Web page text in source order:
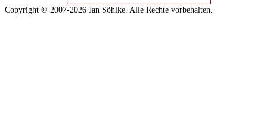
Copyright © 2007-2026 Jan Söhlke. Alle Rechte vorbehalten.